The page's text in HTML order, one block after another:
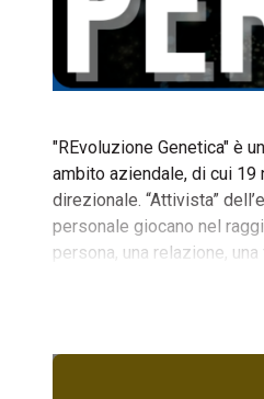
"REvoluzione Genetica" è
ambito aziendale, di cui
direzionale. “Attivista”
personale giocano nel
persona, una relazione,